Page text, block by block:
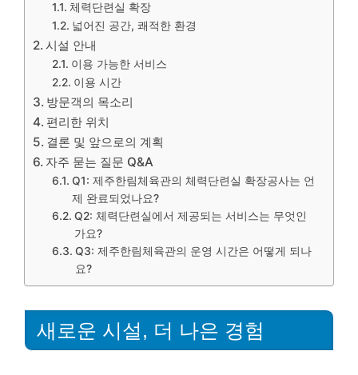
체력단련실 확장
넓어진 공간, 쾌적한 환경
시설 안내
이용 가능한 서비스
이용 시간
방문객의 목소리
편리한 위치
결론 및 앞으로의 계획
자주 묻는 질문 Q&A
Q1: 제주한림체육관의 체력단련실 확장공사는 언
제 완료되었나요?
Q2: 체력단련실에서 제공되는 서비스는 무엇인
가요?
Q3: 제주한림체육관의 운영 시간은 어떻게 되나
요?
새로운 시설, 더 나은 경험